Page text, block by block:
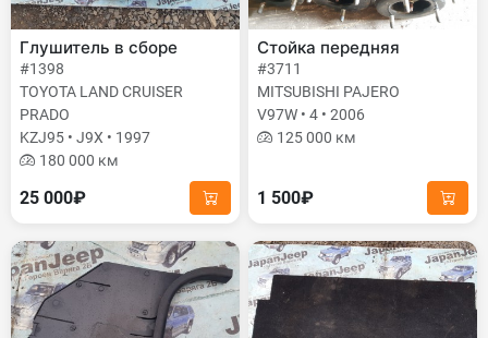
Глушитель в сборе
#1398
TOYOTA LAND CRUISER
PRADO
KZJ95 • J9X • 1997
180 000 км
25 000₽
Стойка передняя
#3711
MITSUBISHI PAJERO
V97W • 4 • 2006
125 000 км
1 500₽